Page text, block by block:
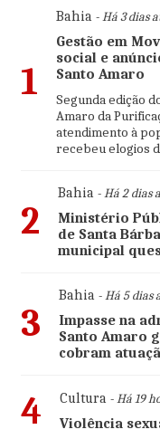
1
Bahia- Há 3 dias
Gestão em
social e
Santo Amaro
Segunda edição
Amaro da
atendimento à
recebeu elogios
2
Bahia- Há 2 dias
Ministério
de Santa
municipal
3
Bahia- Há 5 dias
Impasse na
Santo Amaro
cobram
4 Cultura- Há 19
Violência